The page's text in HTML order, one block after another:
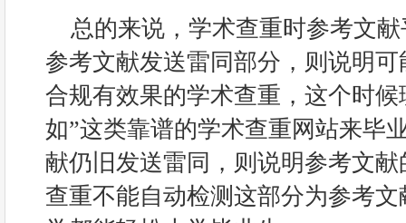
总的来说，学术查重时参考文
参考文献发送雷同部分，则说明
合规有效果的学术查重，这个时
如”这类靠谱的学术查重网站来毕
献仍旧发送雷同，则说明参考文
查重不能自动检测这部分为参考